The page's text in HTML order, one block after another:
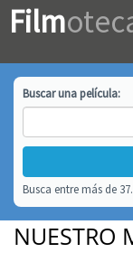
Film
Buscar unapelícula:
Busca entre más de
NUESTRO